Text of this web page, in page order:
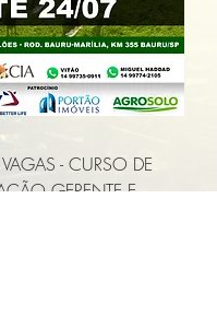
- CURSO DE
GERENTE E